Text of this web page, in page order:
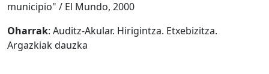
municipio" / El Mundo, 2000
Oharrak: Auditz-Akular. Hirigintza. Etxebizitza.
Argazkiak dauzka